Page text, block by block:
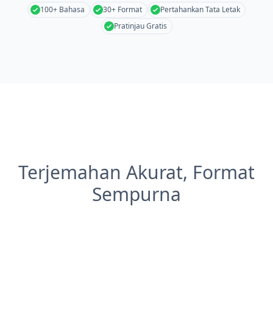
100+ Bahasa 30+ Format
Pertahankan Tata Letak
Pratinjau Gratis
Terjemahan Akurat, Format
Sempurna